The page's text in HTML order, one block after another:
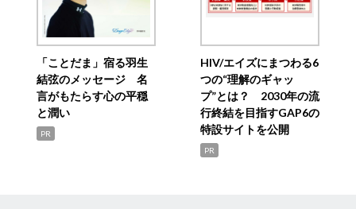
「ことだま」宿る羽生
結弦のメッセージ 名
言がもたらす心の平穏
と潤い
PR
HIV/エイズにまつわる6
つの“理解のギャッ
プ”とは？ 2030年の流
行終結を目指すGAP6の
特設サイトを公開
PR